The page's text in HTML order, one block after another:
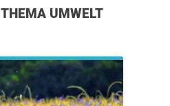
THEMA UMWELT